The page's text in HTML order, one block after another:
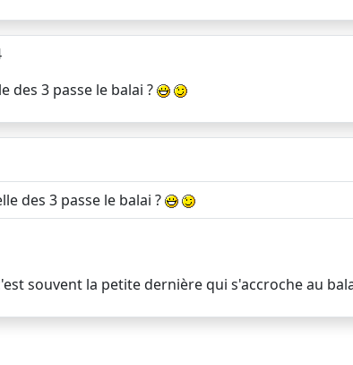
des 3 passe le balai ?
des 3 passe le balai ?
souvent la petite dernière qui s'accroche au